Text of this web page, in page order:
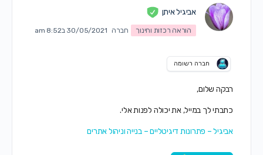
אביגיל איתן
הוראה רכזות וחינוך חברה 30/05/2021 ב8:52 am
חברה רשומה
רבקה שלום,
כתבתי לך במייל, את יכולה לפנות אלי.
אביגיל – פתרונות דיגיטליים – בנייה וניהול אתרים